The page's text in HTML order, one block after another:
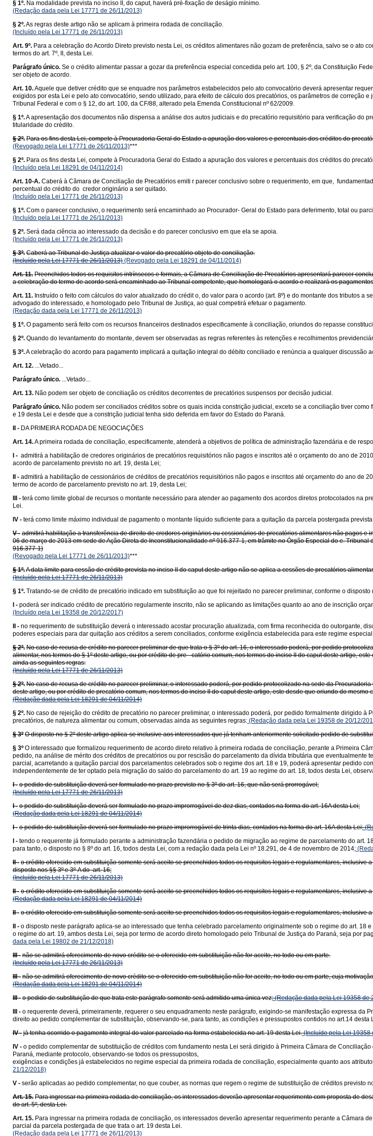
§ 1º. Na modalidade prevista no inciso II, do caput, haverá pré-fixação de deságio mínimo.
(Redação dada pela Lei 17771 de 26/11/2013)
§ 2º.As regras deste artigo não se aplicam à primeira rodada de conciliação.
(Incluído pela Lei 17771 de 26/11/2013)
Art. 9º. Para a celebração do Acordo Direto previsto nesta Lei, os créditos alimentares não gozam de preferência, salvo se o ato
termos do art. 7º, II, desta Lei.
Parágrafo único. Se o crédito alimentar passar a gozar da preferência especial concedida pelo art. 100, § 2º, da Constituição
ser objeto de acordo.
Art. 10.Aquele que detiver crédito que se enquadre nos parâmetros estabelecidos pelo ato convocatório deverá apresentar
exigidos por esta Lei e pelo ato convocatório, sendo utilizado, para efeito de cálculo dos precatórios, os parâmetros de correção
Tribunal Federal e com o § 12, do art. 100, da CF/88, alterado pela Emenda Constitucional nº 62/2009.
§ 1º.A apresentação dos documentos não dispensa a análise dos autos judiciais e do precatório requisitório para verificação do
titularidade do crédito.
§ 2º. Para os fins desta Lei, compete à Procuradoria Geral do Estado a apuração dos valores e percentuais dos créditos do
(Revogado pela Lei 17771 de 26/11/2013)***
§ 2º. Para os fins desta Lei, compete à Procuradoria Geral do Estado a apuração dos valores e percentuais dos créditos do
(Incluído pela Lei 18291 de 04/11/2014)
Art. 10-A. Caberá à Câmara de Conciliação de Precatórios emiti r parecer conclusivo sobre o requerimento, em que,
percentual do crédito do credor originário a ser quitado.
(Incluído pela Lei 17771 de 26/11/2013)
§ 1º. Com o parecer conclusivo, o requerimento será encaminhado ao Procurador- Geral do Estado para deferimento, total ou
(Incluído pela Lei 17771 de 26/11/2013)
§ 2º. Será dada ciência ao interessado da decisão e do parecer conclusivo em que ela se apoia.
(Incluído pela Lei 17771 de 26/11/2013)
§ 3º. Caberá ao Tribunal de Justiça atualizar o valor do precatório objeto de conciliação.
(Incluído pela Lei 17771 de 26/11/2013) (Revogado pela Lei 18291 de 04/11/2014)
Art. 11. Preenchidos todos os requisitos intrínsecos e formais, a Câmara de Conciliação de Precatórios apresentará parecer
a celebração do termo de acordo será encaminhado ao Tribunal competente, que homologará o acordo e realizará os
Art. 11. Instruído o feito com cálculos do valor atualizado do crédit o, do valor para o acordo (art. 8º) e do montante dos tributos
advogado do interessado, e homologado pelo Tribunal de Justiça, ao qual competirá efetuar o pagamento.
(Redação dada pela Lei 17771 de 26/11/2013)
§ 1º. O pagamento será feito com os recursos financeiros destinados especificamente à conciliação, oriundos do repasse
§ 2º. Quando do levantamento do montante, devem ser observadas as regras referentes às retenções e recolhimentos
§ 3º.A celebração do acordo para pagamento implicará a quitação integral do débito conciliado e renúncia a qualquer discussão
Art. 12. ...Vetado...
Parágrafo único. ...Vetado...
Art. 13. Não podem ser objeto de conciliação os créditos decorrentes de precatórios suspensos por decisão judicial.
Parágrafo único. Não podem ser conciliados créditos sobre os quais incida constrição judicial, exceto se a conciliação tiver
e 19 desta Lei e desde que a constrição judicial tenha sido deferida em favor do Estado do Paraná.
II - DA PRIMEIRA RODADA DE NEGOCIAÇÕES
Art. 14.A primeira rodada de conciliação, especificamente, atenderá a objetivos de política de administração fazendária e de
I - admitirá a habilitação de credores originários de precatórios requisitórios não pagos e inscritos até o orçamento do ano de
acordo de parcelamento previsto no art. 19, desta Lei;
II - admitirá a habilitação de cessionários de créditos de precatórios requisitórios não pagos e inscritos até orçamento do ano de
termo de acordo de parcelamento previsto no art. 19, desta Lei;
III - terá como limite global de recursos o montante necessário para atender ao pagamento dos acordos diretos protocolados na
Lei.
IV - terá como limite máximo individual de pagamento o montante líquido suficiente para a quitação da parcela postergada
V - admitirá habilitação a transferência de direito de credores originários ou cessionários de precatórios alimentares não pagos
06 de março de 2013 em sede de Ação Direta de Inconstitucionalidade nº 916.377-1, em trâmite no Órgão Especial do e.
916.377-1)
(Revogado pela Lei 17771 de 26/11/2013)***
§ 1º.A data limite para cessão de crédito prevista no inciso II do caput deste artigo não se aplica a cessões de precatórios
(Incluído pela Lei 17771 de 26/11/2013)
§ 1º. Tratando-se de crédito de precatório indicado em substituição ao que foi rejeitado no parecer preliminar, conforme o disposto
I - poderá ser indicado crédito de precatório regularmente inscrito, não se aplicando as limitações quanto ao ano de inscrição
(Incluído pela Lei 19358 de 20/12/2017)
II - no requerimento de substituição deverá o interessado acostar procuração atualizada, com firma reconhecida do outorgante,
poderes especiais para dar quitação aos créditos a serem conciliados, conforme exigência estabelecida para este regime
§ 2º. No caso de recusa de crédito no parecer preliminar de que trata o § 3º do art. 16, o interessado poderá, por pedido
alimentar, nos termos do § 1º deste artigo, ou por crédito de pre - catório comum, nos termos do inciso II do caput deste artigo,
ainda as seguintes regras:
(Incluído pela Lei 17771 de 26/11/2013)
§ 2º. No caso de recusa de crédito no parecer preliminar, o interessado poderá, por pedido protocolizado na sede da
deste artigo, ou por crédito de precatório comum, nos termos do inciso II do caput deste artigo, este desde que oriundo do
(Redação dada pela Lei 18291 de 04/11/2014)
§ 2º. No caso de rejeição do crédito de precatório no parecer preliminar, o interessado poderá, por pedido formalmente dirigido
precatórios, de natureza alimentar ou comum, observadas ainda as seguintes regras: (Redação dada pela Lei 19358 de 20/12/
§ 3º O disposto no § 2º deste artigo aplica-se inclusive aos interessados que já tenham anteriormente solicitado pedido de
§ 3º O interessado que formalizou requerimento de acordo direto relativo à primeira rodada de conciliação, perante a Primeira
pedido, na análise de mérito dos créditos de precatórios ou por rescisão do parcelamento da dívida tributária que
parcial, acarretando a quitação parcial dos parcelamentos celebrados sob o regime dos art. 18 e 19, poderá apresentar pedido
independentemente de ter optado pela migração do saldo do parcelamento do art. 19 ao regime do art. 18, todos desta Lei,
I - o pedido de substituição deverá ser formulado no prazo previsto no § 3º do art. 16, que não será prorrogável;
(Incluído pela Lei 17771 de 26/11/2013)
I - o pedido de substituição deverá ser formulado no prazo improrrogável de dez dias, contados na forma do art. 16A desta Lei;
(Redação dada pela Lei 18291 de 04/11/2014)
I - o pedido de substituição deverá ser formulado no prazo improrrogável de trinta dias, contados na forma do art. 16A desta Lei;
I - tendo o requerente já formulado perante a administração fazendária o pedido de migração ao regime de parcelamento do
para tanto, o disposto no § 8º do art. 16, todos desta Lei, com a redação dada pela Lei nº 18.291, de 4 de novembro de 2014;
II - o crédito oferecido em substituição somente será aceito se preenchidos todos os requisitos legais e regulamentares,
disposto nos §§ 3º e 3º-A do art. 16;
(Incluído pela Lei 17771 de 26/11/2013)
II - o crédito oferecido em substituição somente será aceito se preenchidos todos os requisitos legais e regulamentares, inclusive
(Redação dada pela Lei 18291 de 04/11/2014)
II - o crédito oferecido em substituição somente será aceito se preenchidos todos os requisitos legais e regulamentares, inclusive
II - o disposto neste parágrafo aplica-se ao interessado que tenha celebrado parcelamento originalmente sob o regime do art.
o regime do art. 19, ambos desta Lei, seja por termo de acordo direto homologado pelo Tribunal de Justiça do Paraná, seja por
dada pela Lei 19802 de 21/12/2018)
III - não se admitirá oferecimento de novo crédito se o oferecido em substituição não for aceito, no todo ou em parte.
(Incluído pela Lei 17771 de 26/11/2013)
III - não se admitirá oferecimento de novo crédito se o oferecido em substituição não for aceito, no todo ou em parte, cuja
(Redação dada pela Lei 18291 de 04/11/2014)
III - o pedido de substituição de que trata este parágrafo somente será admitido uma única vez;(Redação dada pela Lei 19358 de
III - o requerente deverá, primeiramente, requerer o seu enquadramento neste parágrafo, exigindo-se manifestação expressa
direito ao pedido complementar de substituição, observando-se, para tanto, as condições e pressupostos contidos no art.14 desta
IV - já tenha ocorrido o pagamento integral do valor parcelado na forma estabelecida no art. 19 desta Lei.(Incluído pela Lei 19358
IV - o pedido complementar de substituição de créditos com fundamento nesta Lei será dirigido à Primeira Câmara de
Paraná, mediante protocolo, observando-se todos os pressupostos,
exigências e condições já estabelecidos no regime especial da primeira rodada de conciliação, especialmente quanto aos
21/12/2018)
V - serão aplicadas ao pedido complementar, no que couber, as normas que regem o regime de substituição de créditos previsto
Art. 15. Para ingressar na primeira rodada de conciliação, os interessados deverão apresentar requerimento com proposta de
do art. 5º, desta Lei.
Art. 15. Para ingressar na primeira rodada de conciliação, os interessados deverão apresentar requerimento perante a Câmara
parcial da parcela postergada de que trata o art. 19 desta Lei.
(Redação dada pela Lei 17771 de 26/11/2013)